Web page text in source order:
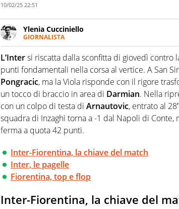
10/02/25 22:51
Ylenia Cucciniello
GIORNALISTA
Appassionatissima di tutto lo sport: scrive di
sguardo sull'extra campo, dove spesso si
riesce a restituire
L’Intersi riscatta dalla sconfitta di giovedì contro
punti fondamentali nella corsa al vertice. A San
Pongracic, ma la Viola risponde con il rigore
un tocco di braccio in area di Darmian. Nella
con un colpo di testa di Arnautovic, entrato al
squadra di Inzaghi torna a -1 dal Napoli di
ferma a quota 42 punti.
Inter-Fiorentina, la chiave del match
Inter, le pagelle
Fiorentina, top e flop
Inter-Fiorentina, la chiave del